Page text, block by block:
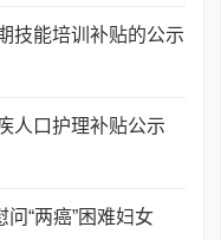
技能培训补贴的公示
人口护理补贴公示
“两癌”困难妇女